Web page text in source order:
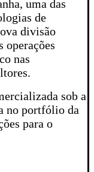
uma das
de
divisão
operações
nas
sob a
no portfólio da
para o